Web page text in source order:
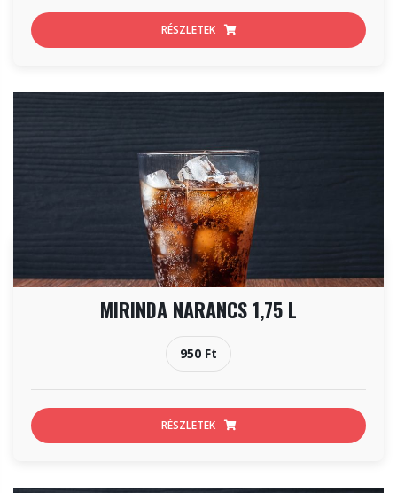
RÉSZLETEK
MIRINDA NARANCS 1,75 L
950 Ft
RÉSZLETEK